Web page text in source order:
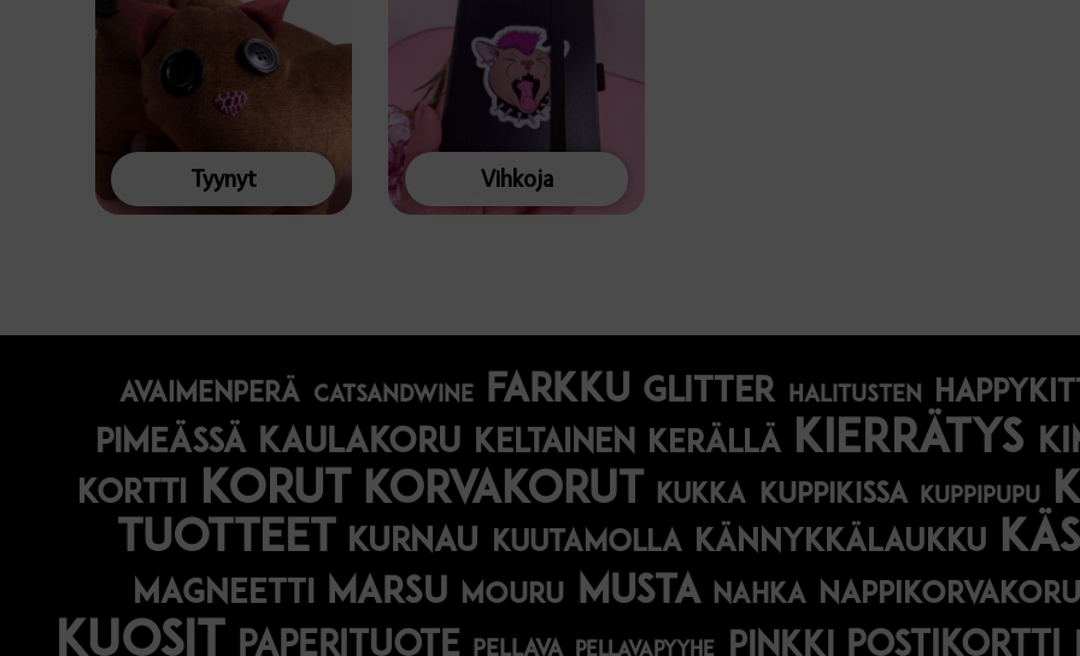
Tyynyt Vihkoja
avaimenperä catsandwine farkku glitter halitusten
pimeässä kaulakoru keltainen kerällä kierrätys
kortti korut korvakorut kukka kuppikissa kuppipupu
tuotteet
kurnau kuutamolla kännykkälaukku
magneetti marsu mouru musta nahka
kuosit paperituote pellava pellavapyyhe pinkki postikortti